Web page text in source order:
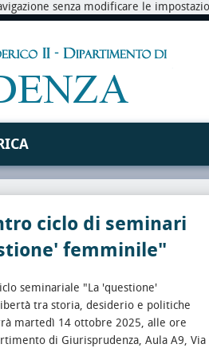
senza modificare le
ciclo di seminari
femminile"
seminariale "La 'questione'
tra storia, desiderio e politiche
martedì 14 ottobre 2025, alle ore
di Giurisprudenza, Aula A9, Via